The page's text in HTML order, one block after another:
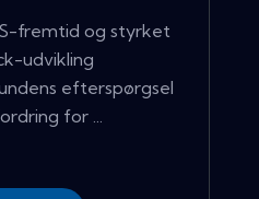
fremtid og styrket
udvikling
efterspørgsel
for ...